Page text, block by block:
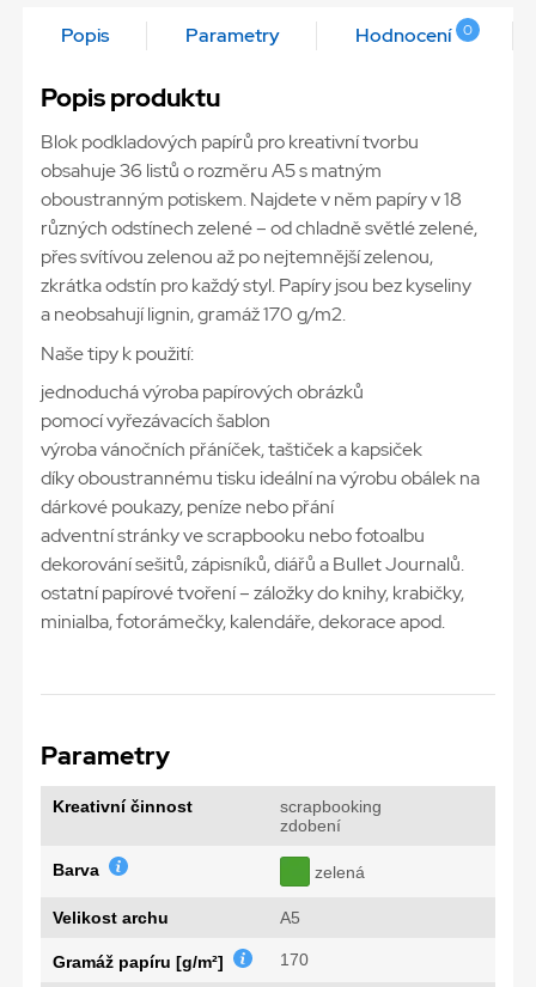
Popis Parametry Hodnocení 0
Popis produktu
Blok podkladových papírů pro kreativní tvorbu
obsahuje 36 listů o rozměru A5 s matným
oboustranným potiskem. Najdete v něm papíry v 18
různých odstínech zelené – od chladně světlé zelené,
přes svítívou zelenou až po nejtemnější zelenou,
zkrátka odstín pro každý styl. Papíry jsou bez kyseliny
a neobsahují lignin, gramáž 170 g/m2.
Naše tipy k použití:
jednoduchá výroba papírových obrázků
pomocí vyřezávacích šablon
výroba vánočních přáníček, taštiček a kapsiček
díky oboustrannému tisku ideální na výrobu obálek na
dárkové poukazy, peníze nebo přání
adventní stránky ve scrapbooku nebo fotoalbu
dekorování sešitů, zápisníků, diářů a Bullet Journalů.
ostatní papírové tvoření – záložky do knihy, krabičky,
minialba, fotorámečky, kalendáře, dekorace apod.
Parametry
Kreativní činnost
scrapbooking
zdobení
Barva zelená
Velikost archu A5
Gramáž papíru [g/m²] 170